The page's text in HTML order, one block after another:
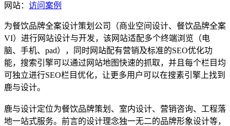
网站： 访问案例
为餐饮品牌全案设计策划公司（商业空间设计、餐饮品牌全案
VI）进行网站设计与开发，该网站适配多个终端浏览（电
脑、手机、pad），同时网站配有营销及标准的SEO优化功
能，搜索引擎可以通过网站地图快速的抓取，并且每个栏目均
可独立进行SEO栏目优化，让更多用户可以在搜素引擎上找到
鹿与设计。
鹿与设计定位为餐饮品牌策划、室内设计、营销咨询、工程落
地一站式服务。前言的设计理念独一无二的品牌形象设计等，